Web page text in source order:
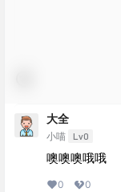
大全
小喵 Lv0
噢噢噢哦哦
0 0